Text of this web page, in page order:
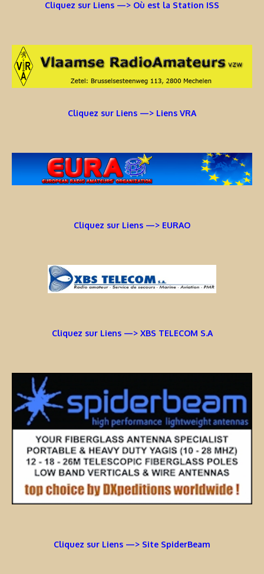
Cliquez sur Liens —> Où est la Station ISS
Cliquez sur Liens —> Liens VRA
Cliquez sur Liens —> EURAO
Cliquez sur Liens —> XBS TELECOM S.A
Cliquez sur Liens —> Site SpiderBeam